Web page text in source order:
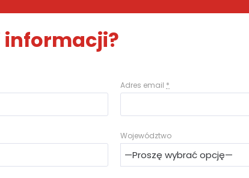
informacji?
Adres email *
Województwo